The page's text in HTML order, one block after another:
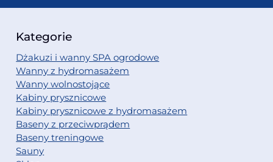
Kategorie
Dżakuzi i wanny SPA ogrodowe
Wanny z hydromasażem
Wanny wolnostojące
Kabiny prysznicowe
Kabiny prysznicowe z hydromasażem
Baseny z przeciwprądem
Baseny treningowe
Sauny